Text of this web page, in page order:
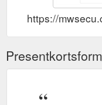
https://